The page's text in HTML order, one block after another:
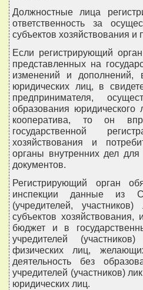
Должностные лица
ответственность за
субъектов хозяйствования и
Если регистрирующий
представленных на
изменений и дополнений,
юридических лиц, в
предпринимателя,
образования юридического
кооператива, то он
государственной
хозяйствования и
органы внутренних дел
документов.
Регистрирующий орган
инспекции данные из
(учредителей,
субъектов
бюджет и в
учредителей
физических лиц,
деятельность без
учредителей (участников)
юридических лиц.